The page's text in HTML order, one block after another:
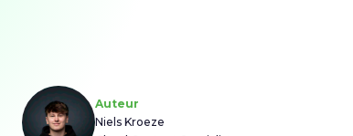
Auteur
Niels Kroeze